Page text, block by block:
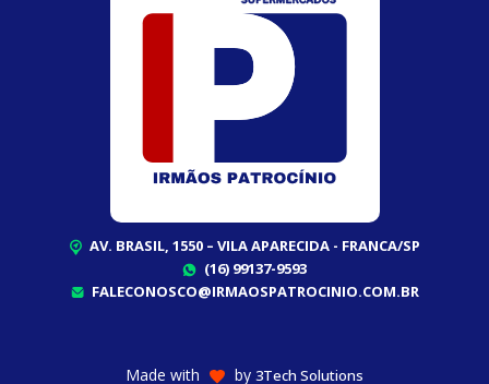
AV. BRASIL, 1550 – VILA APARECIDA - FRANCA/SP
(16) 99137-9593
FALECONOSCO@IRMAOSPATROCINIO.COM.BR
Made with by 3Tech Solutions